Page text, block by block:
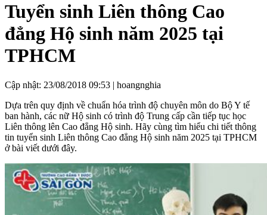
Tuyển sinh Liên thông Cao
đẳng Hộ sinh năm 2025 tại
TPHCM
Cập nhật: 23/08/2018 09:53 | hoangnghia
Dựa trên quy định về chuẩn hóa trình độ chuyên môn do Bộ Y tế
ban hành, các nữ Hộ sinh có trình độ Trung cấp cần tiếp tục học
Liên thông lên Cao đẳng Hộ sinh. Hãy cùng tìm hiểu chi tiết thông
tin tuyển sinh Liên thông Cao đẳng Hộ sinh năm 2025 tại TPHCM
ở bài viết dưới đây.